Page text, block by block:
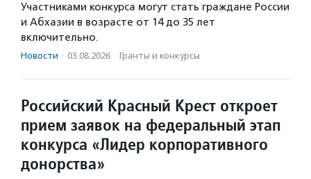
Участниками конкурса могут стать граждане России
и Абхазии в возрасте от 14 до 35 лет
включительно.
Новости · 03.08.2026 · Гранты и конкурсы
Российский Красный Крест откроет
прием заявок на федеральный этап
конкурса «Лидер корпоративного
донорства»